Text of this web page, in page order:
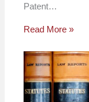
Patent…
Read More »